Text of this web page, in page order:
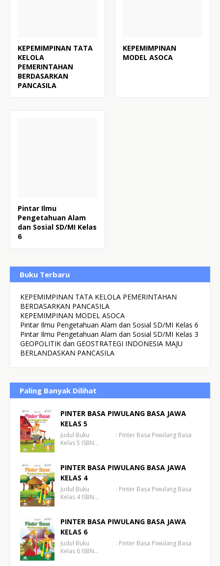
KEPEMIMPINAN TATA
KELOLA
PEMERINTAHAN
BERDASARKAN
PANCASILA
KEPEMIMPINAN
MODEL ASOCA
Pintar Ilmu
Pengetahuan Alam
dan Sosial SD/MI Kelas
6
Buku Terbaru
KEPEMIMPINAN TATA KELOLA PEMERINTAHAN
BERDASARKAN PANCASILA
KEPEMIMPINAN MODEL ASOCA
Pintar Ilmu Pengetahuan Alam dan Sosial SD/MI Kelas 6
Pintar Ilmu Pengetahuan Alam dan Sosial SD/MI Kelas 3
GEOPOLITIK dan GEOSTRATEGI INDONESIA MAJU
BERLANDASKAN PANCASILA
Paling Banyak Dilihat
PINTER BASA PIWULANG BASA JAWA
KELAS 5
Judul Buku : Pinter Basa Piwulang Basa
Kelas 5 ISBN…
PINTER BASA PIWULANG BASA JAWA
KELAS 4
Judul Buku : Pinter Basa Piwulang Basa
Kelas 4 ISBN…
PINTER BASA PIWULANG BASA JAWA
KELAS 6
Judul Buku : Pinter Basa Piwulang Basa
Kelas 6 ISBN…